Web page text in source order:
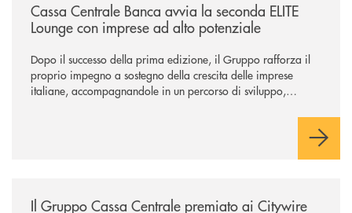
Cassa Centrale Banca avvia la seconda ELITE
Lounge con imprese ad alto potenziale
Dopo il successo della prima edizione, il Gruppo rafforza il
proprio impegno a sostegno della crescita delle imprese
italiane, accompagnandole in un percorso di sviluppo,
Il Gruppo Cassa Centrale premiato ai Citywire